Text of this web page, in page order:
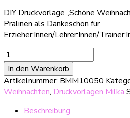
DIY Druckvorlage „Schöne
Pralinen als Dankeschön für
Erzieher:Innen/Lehrer:Innen/
DIY
Druckvorlage
"Schöne
Weihnachtsferien"
Banderole
In den Warenkorb
Artikelnummer: BMM10050
Weihnachten, Druckvorlagen Milka
Beschreibung